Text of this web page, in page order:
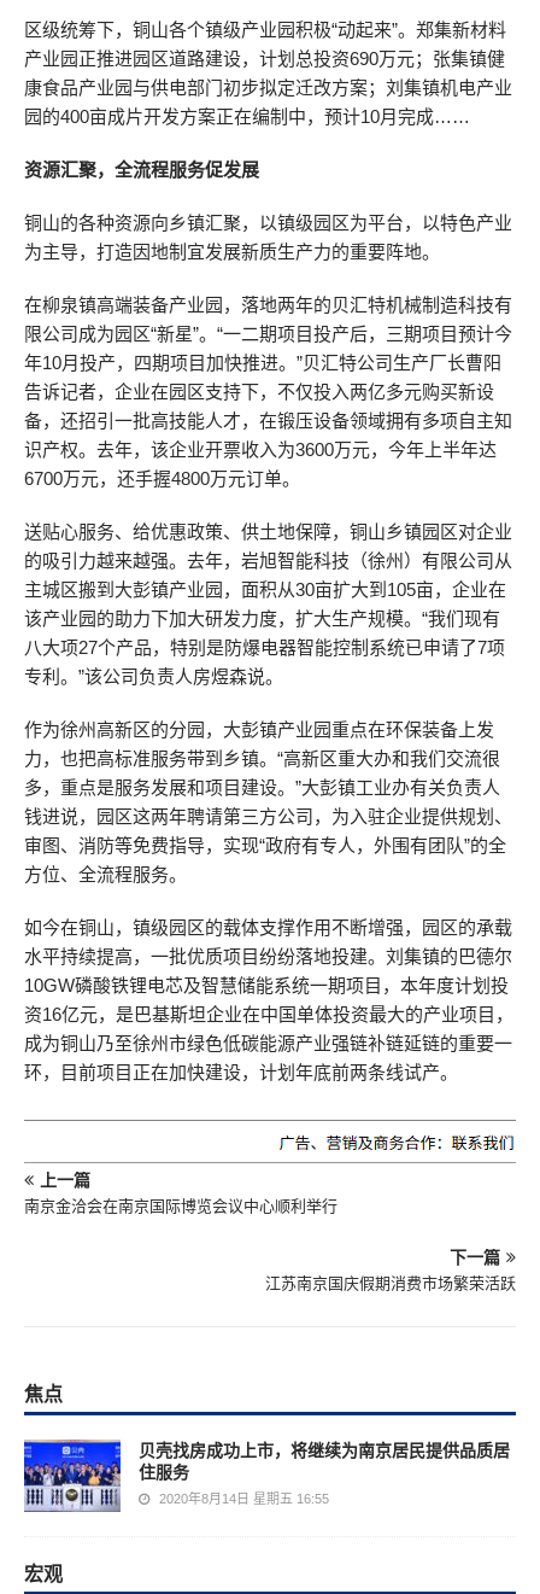
区级统筹下，铜山各个镇级产业园积极“动起来”。郑集新材料
产业园正推进园区道路建设，计划总投资690万元；张集镇健
康食品产业园与供电部门初步拟定迁改方案；刘集镇机电产业
园的400亩成片开发方案正在编制中，预计10月完成……
资源汇聚，全流程服务促发展
铜山的各种资源向乡镇汇聚，以镇级园区为平台，以特色产业
为主导，打造因地制宜发展新质生产力的重要阵地。
在柳泉镇高端装备产业园，落地两年的贝汇特机械制造科技有
限公司成为园区“新星”。“一二期项目投产后，三期项目预计今
年10月投产，四期项目加快推进。”贝汇特公司生产厂长曹阳
告诉记者，企业在园区支持下，不仅投入两亿多元购买新设
备，还招引一批高技能人才，在锻压设备领域拥有多项自主知
识产权。去年，该企业开票收入为3600万元，今年上半年达
6700万元，还手握4800万元订单。
送贴心服务、给优惠政策、供土地保障，铜山乡镇园区对企业
的吸引力越来越强。去年，岩旭智能科技（徐州）有限公司从
主城区搬到大彭镇产业园，面积从30亩扩大到105亩，企业在
该产业园的助力下加大研发力度，扩大生产规模。“我们现有
八大项27个产品，特别是防爆电器智能控制系统已申请了7项
专利。”该公司负责人房煜森说。
作为徐州高新区的分园，大彭镇产业园重点在环保装备上发
力，也把高标准服务带到乡镇。“高新区重大办和我们交流很
多，重点是服务发展和项目建设。”大彭镇工业办有关负责人
钱进说，园区这两年聘请第三方公司，为入驻企业提供规划、
审图、消防等免费指导，实现“政府有专人，外围有团队”的全
方位、全流程服务。
如今在铜山，镇级园区的载体支撑作用不断增强，园区的承载
水平持续提高，一批优质项目纷纷落地投建。刘集镇的巴德尔
10GW磷酸铁锂电芯及智慧储能系统一期项目，本年度计划投
资16亿元，是巴基斯坦企业在中国单体投资最大的产业项目，
成为铜山乃至徐州市绿色低碳能源产业强链补链延链的重要一
环，目前项目正在加快建设，计划年底前两条线试产。
上一篇
南京金洽会在南京国际博览会议中心顺利举行
下一篇
江苏南京国庆假期消费市场繁荣活跃
焦点
贝壳找房成功上市，将继续为南京居民提供品质居
住服务
2020年8月14日 星期五 16:55
宏观